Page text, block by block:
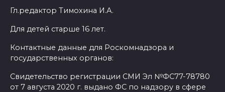
Гл.редактор Тимохина И.А.
Для детей старше 16 лет.
Контактные данные для Роскомнадзора и
государственных органов:
Свидетельство регистрации СМИ Эл №ФС77-78780
от 7 августа 2020 г. выдано ФС по надзору в сфере